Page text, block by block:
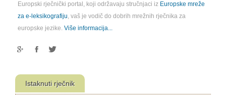
Europski rječnički portal, koji održavaju stručnjaci iz Europske mreže
za e-leksikografiju, vaš je vodič do dobrih mrežnih rječnika za
europske jezike. Više informacija...
Istaknuti rječnik